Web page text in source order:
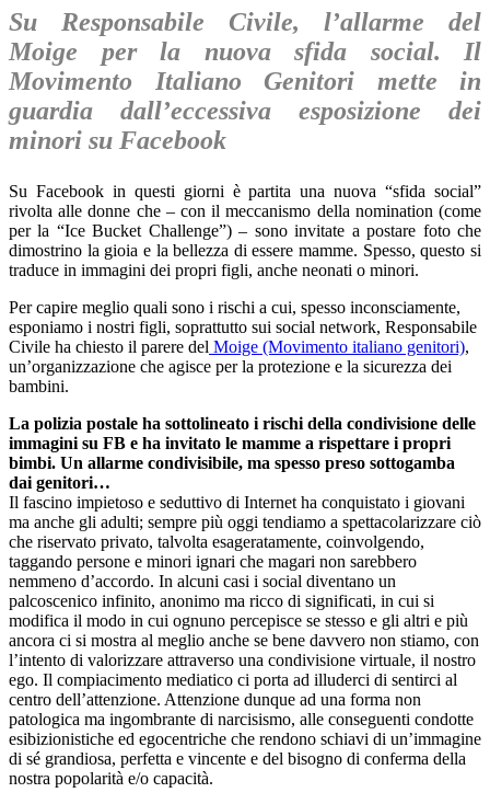
Su Responsabile Civile, l’allarme del
Moige per la nuova sfida social. Il
Movimento Italiano Genitori mette in
guardia dall’eccessiva esposizione dei
minori su Facebook
Su Facebook in questi giorni è partita una nuova “sfida social”
rivolta alle donne che – con il meccanismo della nomination (come
per la “Ice Bucket Challenge”) – sono invitate a postare foto che
dimostrino la gioia e la bellezza di essere mamme. Spesso, questo si
traduce in immagini dei propri figli, anche neonati o minori.
Per capire meglio quali sono i rischi a cui, spesso inconsciamente,
esponiamo i nostri figli, soprattutto sui social network, Responsabile
Civile ha chiesto il parere del Moige (Movimento italiano genitori),
un’organizzazione che agisce per la protezione e la sicurezza dei
bambini.
La polizia postale ha sottolineato i rischi della condivisione delle
immagini su FB e ha invitato le mamme a rispettare i propri
bimbi. Un allarme condivisibile, ma spesso preso sottogamba
dai genitori…
Il fascino impietoso e seduttivo di Internet ha conquistato i giovani
ma anche gli adulti; sempre più oggi tendiamo a spettacolarizzare ciò
che riservato privato, talvolta esageratamente, coinvolgendo,
taggando persone e minori ignari che magari non sarebbero
nemmeno d’accordo. In alcuni casi i social diventano un
palcoscenico infinito, anonimo ma ricco di significati, in cui si
modifica il modo in cui ognuno percepisce se stesso e gli altri e più
ancora ci si mostra al meglio anche se bene davvero non stiamo, con
l’intento di valorizzare attraverso una condivisione virtuale, il nostro
ego. Il compiacimento mediatico ci porta ad illuderci di sentirci al
centro dell’attenzione. Attenzione dunque ad una forma non
patologica ma ingombrante di narcisismo, alle conseguenti condotte
esibizionistiche ed egocentriche che rendono schiavi di un’immagine
di sé grandiosa, perfetta e vincente e del bisogno di conferma della
nostra popolarità e/o capacità.